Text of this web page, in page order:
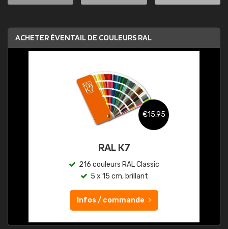
ACHETER ÉVENTAIL DE COULEURS RAL
€15,95
RAL K7
216 couleurs RAL Classic
5 x 15 cm, brillant
Infos / commande